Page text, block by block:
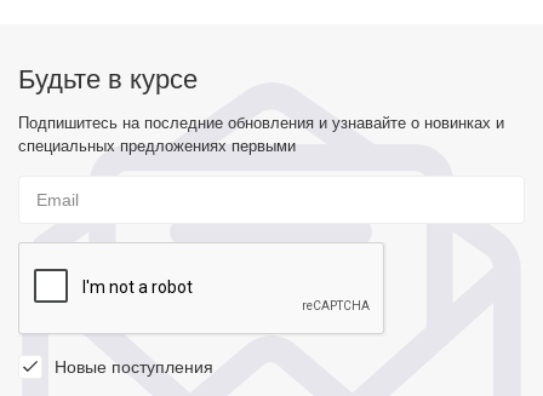
Будьте в курсе
Подпишитесь на последние обновления и узнавайте о новинках и
специальных предложениях первыми
Новые поступления